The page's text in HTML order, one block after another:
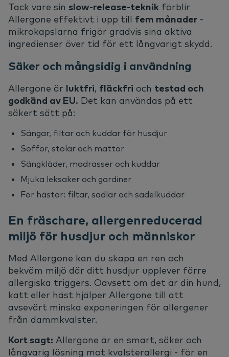
Tack vare sin slow-release-teknik förblir
Allergone effektivt i upp till fem månader -
mikrokapslarna frigör gradvis sina aktiva
ingredienser över tid för ett långvarigt skydd.
Säker och mångsidig i användning
Allergone är luktfri, fläckfri och testad och
godkänd av EU. Det kan användas på ett
säkert sätt på:
Sängar, filtar och kuddar för husdjur
Soffor, stolar och mattor
Sängkläder, madrasser och kuddar
Mjuka leksaker och gardiner
För hästar: filtar, sadlar och sadelkuddar
En fräschare, allergenreducerad
miljö för husdjur och människor
Med Allergone kan du skapa en ren och
bekväm miljö där ditt husdjur upplever färre
allergiska triggers. Oavsett om det är din hund,
katt eller häst hjälper Allergone till att
avsevärt minska exponeringen för allergener
från dammkvalster.
Kort sagt: Allergone är en smart, säker och
långvarig lösning mot kvalsterallergi - för en